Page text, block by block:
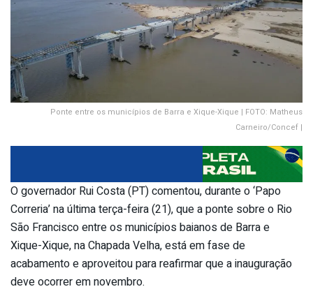
Ponte entre os municípios de Barra e Xique-Xique | FOTO: Matheus
Carneiro/Concef |
O governador Rui Costa (PT) comentou, durante o ‘Papo
Correria’ na última terça-feira (21), que a ponte sobre o Rio
São Francisco entre os municípios baianos de Barra e
Xique-Xique, na Chapada Velha, está em fase de
acabamento e aproveitou para reafirmar que a inauguração
deve ocorrer em novembro.